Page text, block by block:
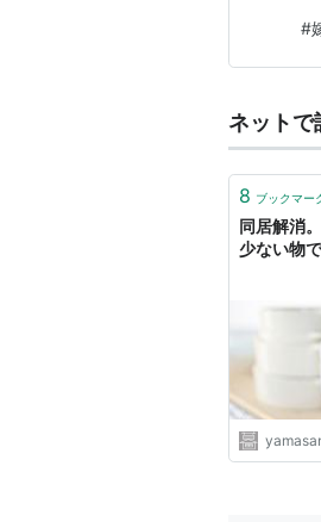
#
ネットで
8 ブックマー
同居解消
少ない物